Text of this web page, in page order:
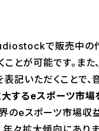
で販売中の作
ことが可能です。ま
表記いただくことで
するeスポーツ市場
のeスポーツ市場収